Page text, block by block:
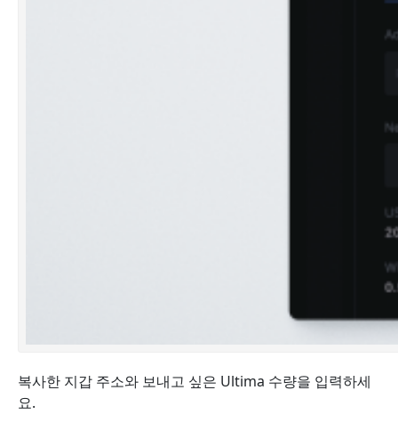
복사한 지갑 주소와 보내고 싶은 Ultima 수량을 입력하세
요.